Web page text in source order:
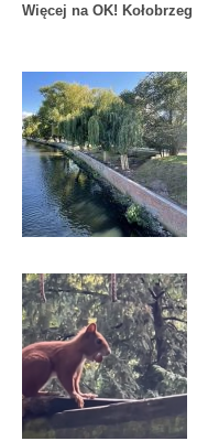
Więcej na OK! Kołobrzeg